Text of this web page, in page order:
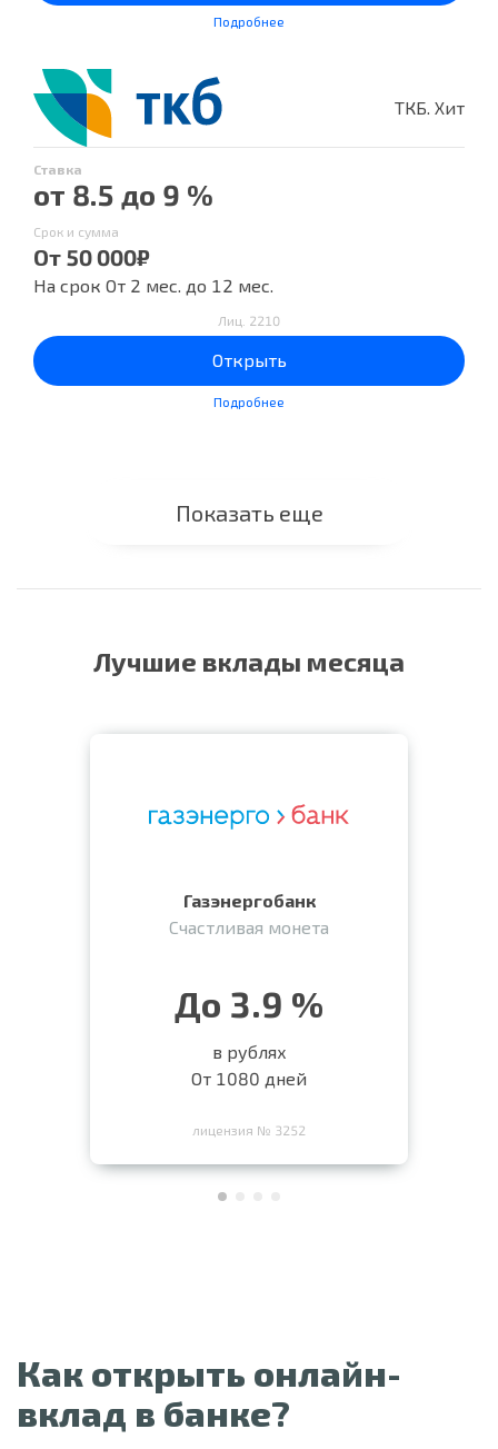
Подробнее
ТКБ. Хит
Ставка
от 8.5 до 9 %
Срок и сумма
От 50 000₽
На срок От 2 мес. до 12 мес.
Лиц. 2210
Открыть
Подробнее
Показать еще
Лучшие вклады месяца
Газэнергобанк
Счастливая монета
До 3.9 %
в рублях
От 1080 дней
лицензия № 3252
Как открыть онлайн-
вклад в банке?